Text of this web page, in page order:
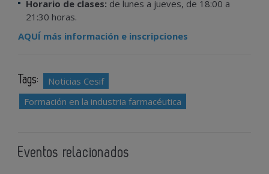
Horario de clases: de lunes a jueves, de 18:00 a
21:30 horas.
AQUÍ más información e inscripciones
Tags:
Noticias Cesif
Formación en la industria farmacéutica
Eventos relacionados